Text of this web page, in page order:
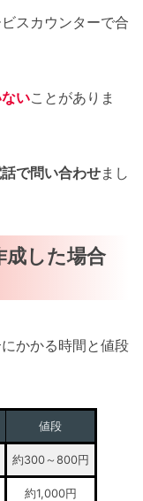
スカウンターで合
いことがありま
で問い合わせまし
成した場合
かかる時間と値段
値段
約300～800円
約1,000円